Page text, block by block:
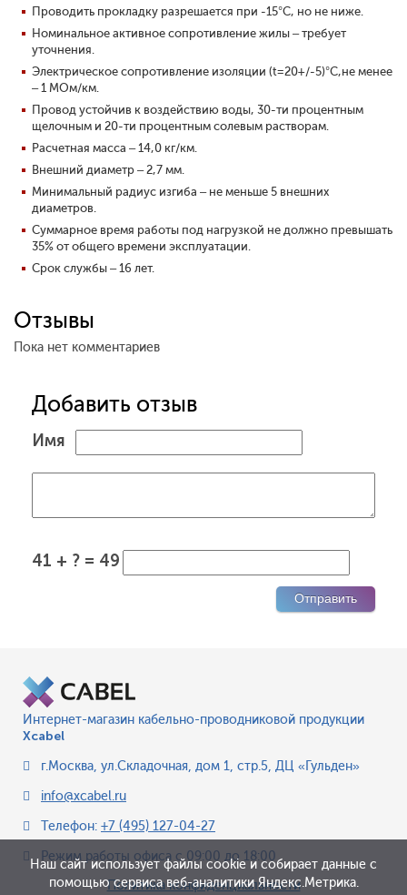
Проводить прокладку разрешается при -15°С, но не ниже.
Номинальное активное сопротивление жилы – требует
уточнения.
Электрическое сопротивление изоляции (t=20+/-5)°С,не менее
– 1 МОм/км.
Провод устойчив к воздействию воды, 30-ти процентным
щелочным и 20-ти процентным солевым растворам.
Расчетная масса – 14,0 кг/км.
Внешний диаметр – 2,7 мм.
Минимальный радиус изгиба –не меньше 5 внешних
диаметров.
Суммарное время работы под нагрузкой не должно превышать
35% от общего времени эксплуатации.
Срок службы – 16 лет.
Отзывы
Пока нет комментариев
Добавить отзыв
Имя
41 + ? = 49
Интернет-магазин кабельно-проводниковой продукции
Xcabel
г.Москва, ул.Складочная, дом 1, стр.5, ДЦ «Гульден»
info@xcabel.ru
Телефон: +7 (495) 127-04-27
Режим работы офиса с 09:00 до 18:00
Политика конфиденциальности
Наш сайт использует файлы cookie и собирает данные с
помощью сервиса веб-аналитики Яндекс.Метрика.